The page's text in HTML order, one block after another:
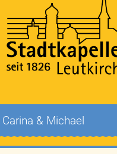
& Michael